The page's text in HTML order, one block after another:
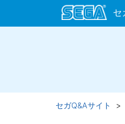
セガQ&Aサイト